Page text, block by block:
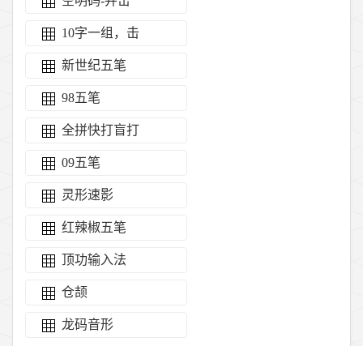
10字一组，击
新世纪五笔
98五笔
全拼快打盲打
09五笔
灵形速影
红辣椒五笔
顶功输入法
仓颉
龙码音形